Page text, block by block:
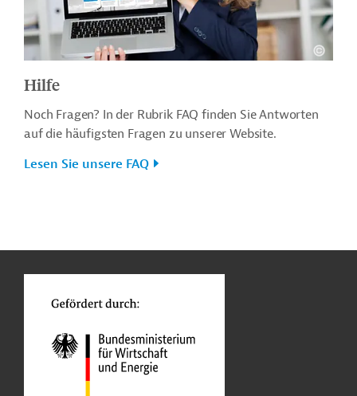
Hilfe
Noch Fragen? In der Rubrik FAQ finden Sie Antworten
auf die häufigsten Fragen zu unserer Website.
Lesen Sie unsere FAQ